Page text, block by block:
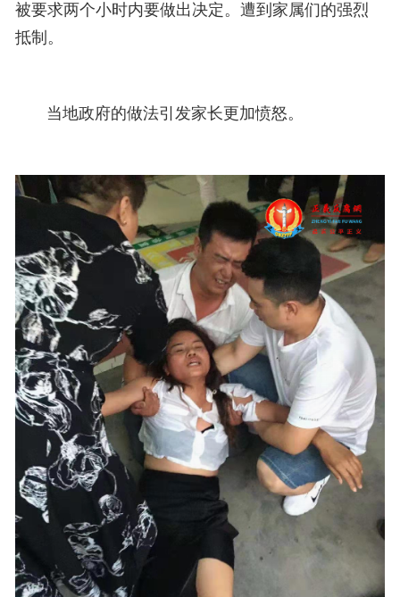
被要求两个小时内要做出决定。遭到家属们的强烈
抵制。
当地政府的做法引发家长更加愤怒。